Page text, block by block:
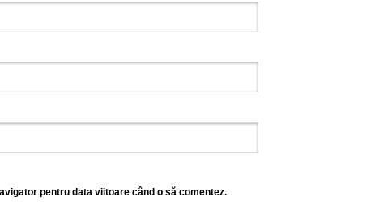
pentru data viitoare când o să comentez.